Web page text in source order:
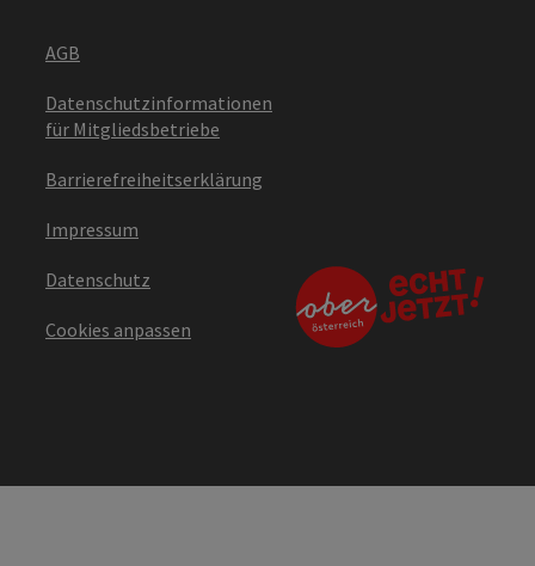
AGB
Datenschutzinformationen
für Mitgliedsbetriebe
Barrierefreiheitserklärung
Impressum
Datenschutz
Cookies anpassen